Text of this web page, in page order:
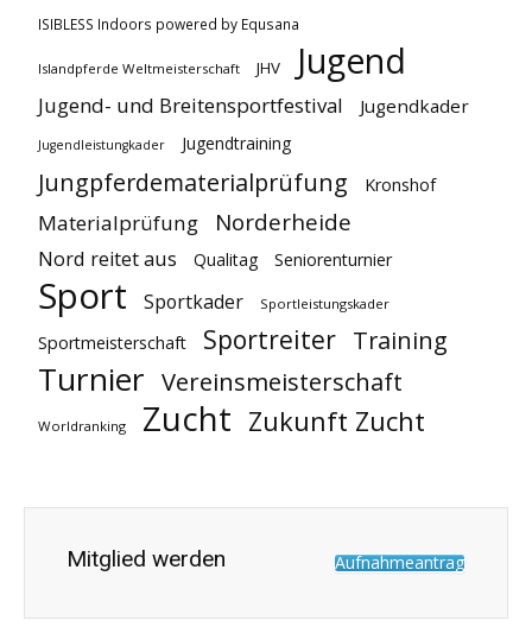
ISIBLESS Indoors powered by Equsana
Islandpferde Weltmeisterschaft JHV Jugend
Jugend- und Breitensportfestival Jugendkader
Jugendleistungkader Jugendtraining
Jungpferdematerialprüfung Kronshof
Materialprüfung Norderheide
Nord reitet aus Qualitag Seniorenturnier
Sport Sportkader Sportleistungskader
Sportmeisterschaft Sportreiter Training
Turnier Vereinsmeisterschaft
Worldranking Zucht Zukunft Zucht
Mitglied werden Aufnahmeantrag